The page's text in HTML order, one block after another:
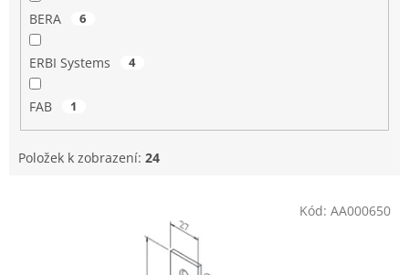
BERA 6
ERBI Systems 4
FAB 1
Položek k zobrazení: 24
Kód: AA000650